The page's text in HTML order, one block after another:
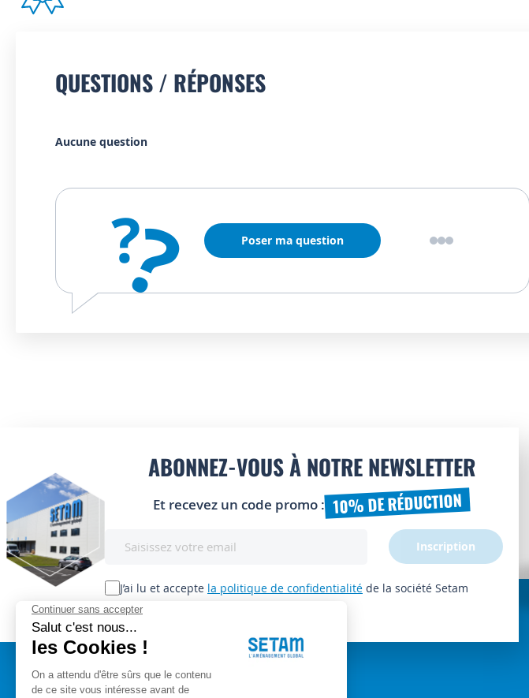
QUESTIONS / RÉPONSES
Aucune question
?
? Poser ma question
ABONNEZ-VOUS À NOTRE NEWSLETTER
Et recevez un code promo : 10% DE RÉDUCTION
lettre
d’information
:
J’ai lu et accepte la politique de confidentialité de la société Setam
Inscription